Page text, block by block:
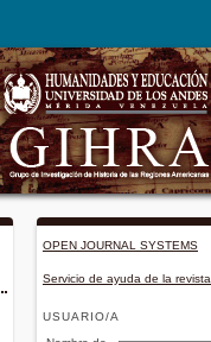
OPEN JOURNAL SYSTEMS
Servicio de ayuda de la revista
USUARIO/A